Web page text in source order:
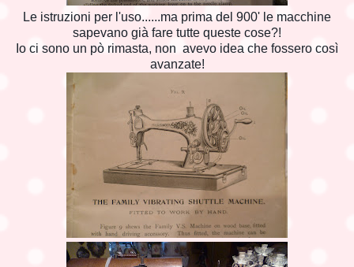
Le istruzioni per l'uso......ma prima del 900' le macchine
sapevano già fare tutte queste cose?!
Io ci sono un pò rimasta, non avevo idea che fossero così
avanzate!